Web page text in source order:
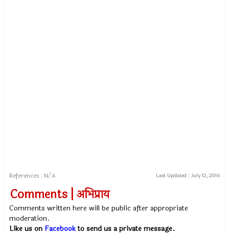
References : N/A Last Updated : July 12, 2016
Comments | अभिप्राय
Comments written here will be public after appropriate
moderation.
Like us on Facebookto send us a private message.